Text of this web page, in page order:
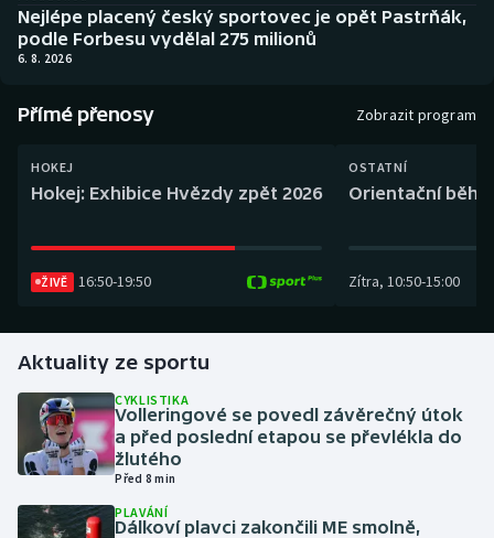
Boby a skeleton
Box
Dostihy
Golf
Gymnastika
Házená
Jezdectví
AZ kvíz
Nejlépe placený český sportovec je opět Pastrňák,
podle Forbesu vydělal 275 milionů
6. 8. 2026
Přímé přenosy Zobrazit program
HOKEJ
Hokej: Exhibice Hvězdy zpět 2026
ŽIVĚ 16:50-19:50
OSTATNÍ
Orientační běh:
Zítra, 10:50-15:00
Aktuality ze sportu
CYKLISTIKA
Volleringové se povedl závěrečný útok
a před poslední etapou se převlékla do
žlutého
Před 8 min
PLAVÁNÍ
Dálkoví plavci zakončili ME smolně,